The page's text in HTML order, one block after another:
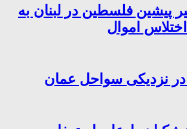
پیشین فلسطین در لبنان به
اموال
در نزدیکی سواحل عمان